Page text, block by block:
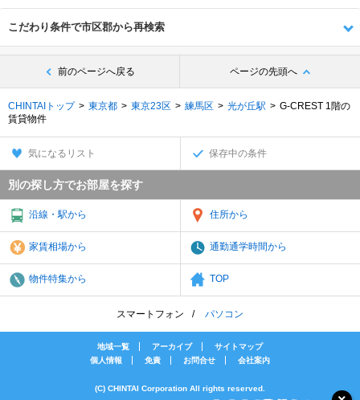
こだわり条件で市区郡から再検索
前のページへ戻る ページの先頭へ
CHINTAIトップ 東京都 東京23区 練馬区 光が丘駅
G-CREST 1階の
賃貸物件
気になるリスト 保存中の条件
別の探し方でお部屋を探す
沿線・駅から 住所から
家賃相場から 通勤通学時間から
物件特集から TOP
スマートフォン パソコン
地域一覧 アーカイブ
サイトマップ
個人情報
免責 お問合せ 会社案内
(C) CHINTAI Corporation All rights reserved.